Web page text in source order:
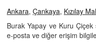
Ankara, Çankaya, Kızılay
Burak Yapay ve Kuru
e-posta ve diğer erişim